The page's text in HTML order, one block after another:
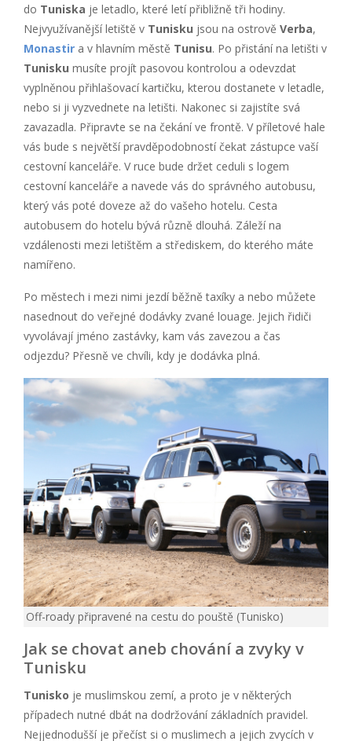
do Tuniska je letadlo, které letí přibližně tři hodiny.
Nejvyužívanější letiště v Tunisku jsou na ostrově Verba,
Monastir a v hlavním městě Tunisu. Po přistání na letišti v
Tunisku musíte projít pasovou kontrolou a odevzdat
vyplněnou přihlašovací kartičku, kterou dostanete v letadle,
nebo si ji vyzvednete na letišti. Nakonec si zajistíte svá
zavazadla. Připravte se na čekání ve frontě. V příletové hale
vás bude s největší pravděpodobností čekat zástupce vaší
cestovní kanceláře. V ruce bude držet ceduli s logem
cestovní kanceláře a navede vás do správného autobusu,
který vás poté doveze až do vašeho hotelu. Cesta
autobusem do hotelu bývá různě dlouhá. Záleží na
vzdálenosti mezi letištěm a střediskem, do kterého máte
namířeno.
Po městech i mezi nimi jezdí běžně taxíky a nebo můžete
nasednout do veřejné dodávky zvané louage. Jejich řidiči
vyvolávají jméno zastávky, kam vás zavezou a čas
odjezdu? Přesně ve chvíli, kdy je dodávka plná.
Off-roady připravené na cestu do pouště (Tunisko)
Jak se chovat aneb chování a zvyky v
Tunisku
Tunisko je muslimskou zemí, a proto je v některých
případech nutné dbát na dodržování základních pravidel.
Nejjednodušší je přečíst si o muslimech a jejich zvycích v